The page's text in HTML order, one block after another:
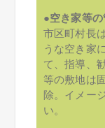
●空き家等
市区町村長
うな空き家
て、指導、
等の敷地は
除。イメー
い。